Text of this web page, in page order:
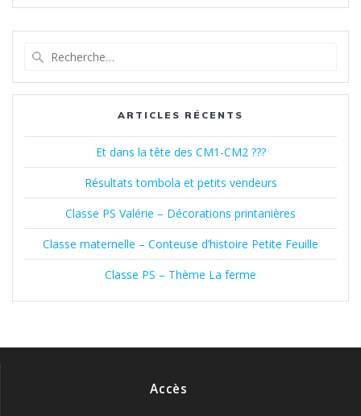
sein
des
articles
:
ARTICLES RÉCENTS
Et dans la tête des CM1-CM2 ???
Résultats tombola et petits vendeurs
Classe PS Valérie – Décorations printanières
Classe maternelle – Conteuse d’histoire Petite Feuille
Classe PS – Thème La ferme
Accès